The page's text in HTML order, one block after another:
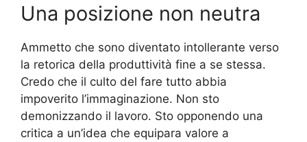
Una posizione non neutra
Ammetto che sono diventato intollerante verso
la retorica della produttività fine a se stessa.
Credo che il culto del fare tutto abbia
impoverito l’immaginazione. Non sto
demonizzando il lavoro. Sto opponendo una
critica a un’idea che equipara valore a